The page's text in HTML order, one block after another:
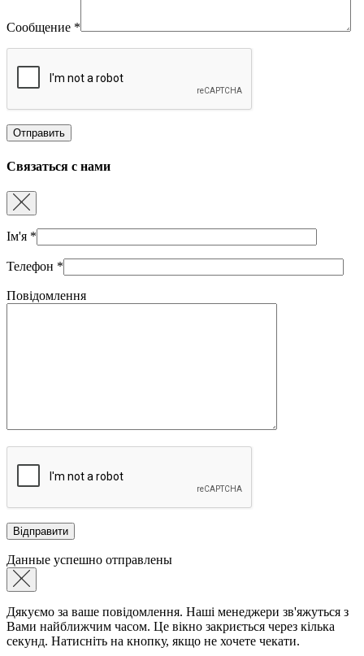
Сообщение *
Связаться с нами
Ім'я *
Телефон *
Повідомлення
Данные успешно отправлены
Дякуємо за ваше повідомлення. Наші менеджери зв'яжуться з
Вами найближчим часом. Це вікно закриється через кілька
секунд. Натисніть на кнопку, якщо не хочете чекати.